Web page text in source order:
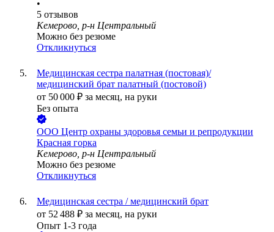
•
5 отзывов
Кемерово, р-н Центральный
Можно без резюме
Откликнуться
Медицинская сестра палатная (постовая)/
медицинский брат палатный (постовой)
от 50 000 ₽ за месяц, на руки
Без опыта
ООО Центр охраны здоровья семьи и репродукции
Красная горка
Кемерово, р-н Центральный
Можно без резюме
Откликнуться
Медицинская сестра / медицинский брат
от 52 488 ₽ за месяц, на руки
Опыт 1-3 года